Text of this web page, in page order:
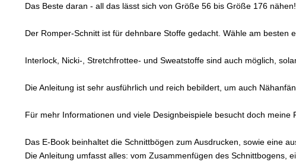
Das Beste daran - all das lässt sich von Größe 56 bis Größe 176 nähen!
Der Romper-Schnitt ist für dehnbare Stoffe gedacht. Wähle am besten
Interlock, Nicki-, Stretchfrottee- und Sweatstoffe sind auch möglich,
Die Anleitung ist sehr ausführlich und reich bebildert, um auch
Für mehr Informationen und viele Designbeispiele besucht doch
Das E-Book beinhaltet die Schnittbögen zum Ausdrucken, sowie eine
Die Anleitung umfasst alles: vom Zusammenfügen des Schnittbogens,